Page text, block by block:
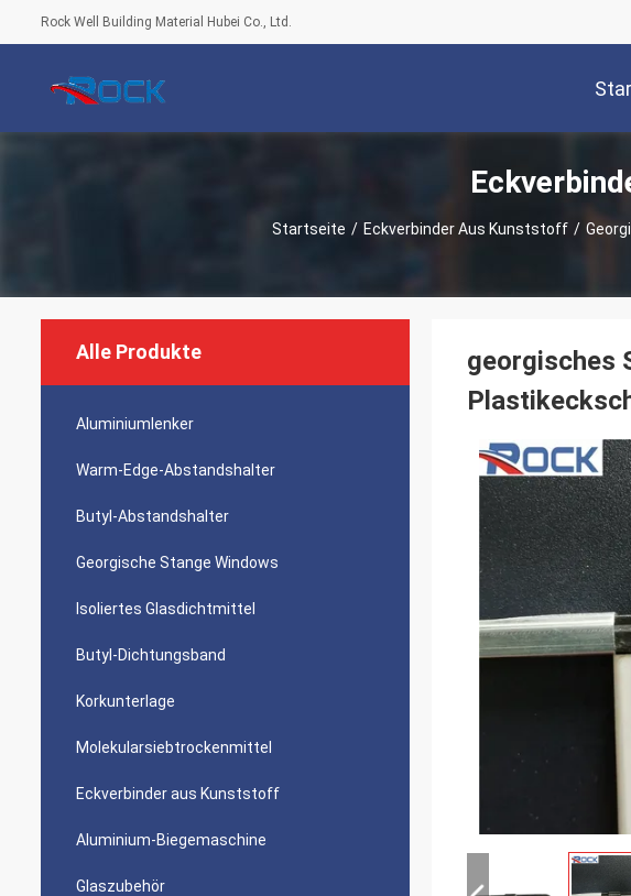
Rock Well Building Material Hubei Co., Ltd.
Startseite / Eckverbinder Aus Kunststoff /
Alle Produkte
Aluminiumlenker
Warm-Edge-Abstandshalter
Butyl-Abstandshalter
Georgische Stange Windows
Isoliertes Glasdichtmittel
Butyl-Dichtungsband
Korkunterlage
Molekularsiebtrockenmittel
Eckverbinder aus Kunststoff
Aluminium-Biegemaschine
Glaszubehör
georgisches